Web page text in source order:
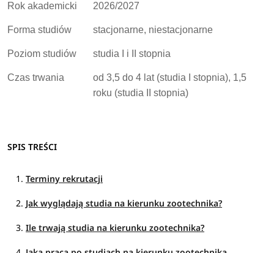
Rok akademicki 2026/2027
Forma studiów stacjonarne, niestacjonarne
Poziom studiów studia I i II stopnia
Czas trwania
od 3,5 do 4 lat (studia I stopnia), 1,5
roku (studia II stopnia)
SPIS TREŚCI
Terminy rekrutacji
Jak wyglądają studia na kierunku zootechnika?
Ile trwają studia na kierunku zootechnika?